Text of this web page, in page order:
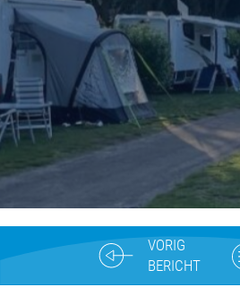
Yacht Service
Nautisch
centrum
Service
Aanvraag
Winterstalling
Marina
Volendam
Yacht
Service
VORIG
BERICHT